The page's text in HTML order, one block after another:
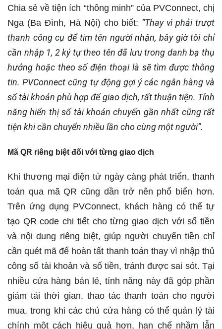
Chia sẻ về tiện ích “thông minh” của PVConnect, chị
Nga (Ba Đình, Hà Nội) cho biết: “Thay vì phải trượt
thanh công cụ để tìm tên người nhận, bây giờ tôi chỉ
cần nhập 1, 2 ký tự theo tên đã lưu trong danh bạ thụ
hưởng hoặc theo số điện thoại là sẽ tìm được thông
tin. PVConnect cũng tự động gợi ý các ngân hàng và
số tài khoản phù hợp để giao dịch, rất thuận tiện. Tính
năng hiển thị số tài khoản chuyển gần nhất cũng rất
tiện khi cần chuyển nhiều lần cho cùng một người”.
Mã QR riêng biệt đối với từng giao dịch
Khi thương mại điện tử ngày càng phát triển, thanh
toán qua mã QR cũng dần trở nên phổ biến hơn.
Trên ứng dụng PVConnect, khách hàng có thể tự
tạo QR code chi tiết cho từng giao dịch với số tiền
và nội dung riêng biệt, giúp người chuyển tiền chỉ
cần quét mã để hoàn tất thanh toán thay vì nhập thủ
công số tài khoản và số tiền, tránh được sai sót. Tại
nhiều cửa hàng bán lẻ, tính năng này đã góp phần
giảm tải thời gian, thao tác thanh toán cho người
mua, trong khi các chủ cửa hàng có thể quản lý tài
chính một cách hiệu quả hơn, hạn chế nhầm lẫn